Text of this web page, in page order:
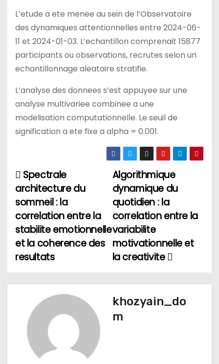
L’etude a ete menee au sein de l’Observatoire
des dynamiques attentionnelles entre 2024-06-
11 et 2024-01-03. L’echantillon comprenait 15877
participants ou observations, recrutes selon un
echantillonnage aleatoire stratifie.
L’analyse des donnees s’est appuyee sur une
analyse multivariee combinee a une
modelisation computationnelle. Le seuil de
signification a ete fixe a alpha = 0.001.
Н
а
в
и
г
а
Algorithmique
dynamique du
quotidien : la
correlation entre la
variabilite
motivationnelle et
la creativite
Spectrale
architecture du
sommeil : la
correlation entre la
stabilite emotionnelle
et la coherence des
resultats
khozyain_do
m